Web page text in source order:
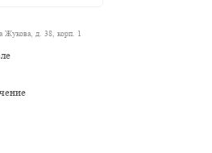
Жукова, д. 38, корп. 1